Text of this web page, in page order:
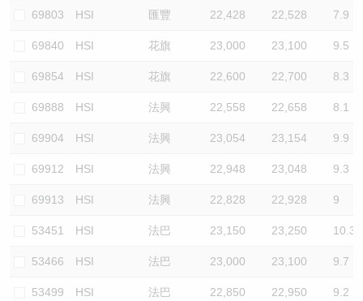
69803 HSI 匯豐 22,428 22,528 7.9
69840 HSI 花旗 23,000 23,100 9.5
69854 HSI 花旗 22,600 22,700 8.3
69888 HSI 法興 22,558 22,658 8.1
69904 HSI 法興 23,054 23,154 9.9
69912 HSI 法興 22,948 23,048 9.3
69913 HSI 法興 22,828 22,928 9
53451 HSI 法巴 23,150 23,250 10.3
53466 HSI 法巴 23,000 23,100 9.7
53499 HSI 法巴 22,850 22,950 9.2